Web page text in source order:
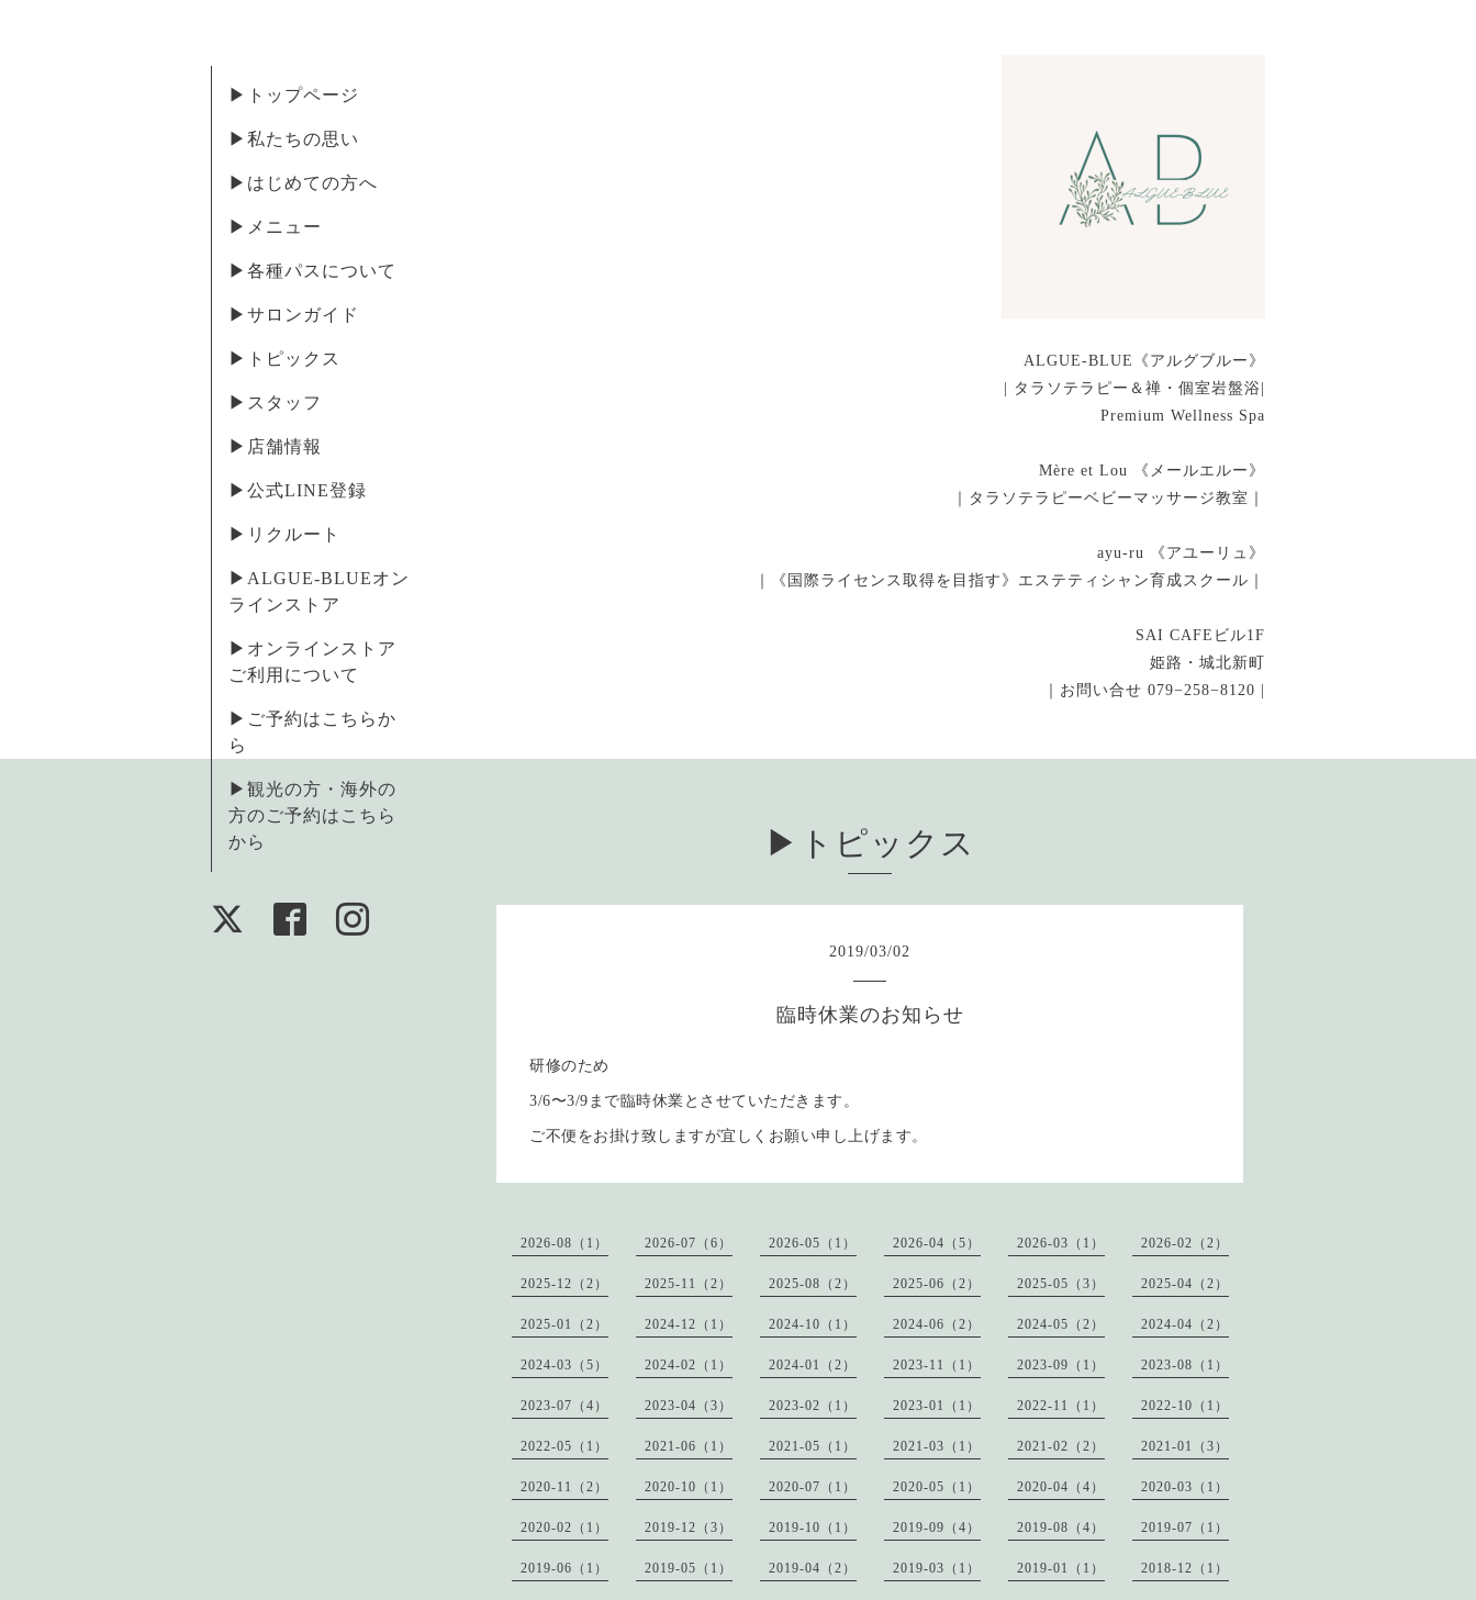
ALGUE-BLUE《アルグブルー》
| タラソテラピー＆禅・個室岩盤浴|
Premium Wellness Spa
Mère et Lou 《メールエルー》
｜タラソテラピーベビーマッサージ教室｜
ayu-ru 《アユーリュ》
｜《国際ライセンス取得を目指す》エステティシャン育成スクール｜
SAI CAFEビル1F
姫路・城北新町
｜お問い合せ 079−258−8120 |
▶︎トップページ
▶︎私たちの思い
▶︎はじめての方へ
▶︎メニュー
▶︎各種パスについて
▶︎サロンガイド
▶︎トピックス
▶︎スタッフ
▶︎店舗情報
▶︎公式LINE登録
▶︎リクルート
▶︎ALGUE-BLUEオン
ラインストア
▶︎オンラインストア
ご利用について
▶︎ご予約はこちらか
ら
▶︎観光の方・海外の
方のご予約はこちら
から
▶︎トピックス
2019/03/02
臨時休業のお知らせ
研修のため
3/6〜3/9まで臨時休業とさせていただきます。
ご不便をお掛け致しますが宜しくお願い申し上げます。
2026-08（1） 2026-07（6） 2026-05（1） 2026-04（5） 2026-03（1） 2026-02（2）
2025-12（2） 2025-11（2） 2025-08（2） 2025-06（2） 2025-05（3） 2025-04（2）
2025-01（2） 2024-12（1） 2024-10（1） 2024-06（2） 2024-05（2） 2024-04（2）
2024-03（5） 2024-02（1） 2024-01（2） 2023-11（1） 2023-09（1） 2023-08（1）
2023-07（4） 2023-04（3） 2023-02（1） 2023-01（1） 2022-11（1） 2022-10（1）
2022-05（1） 2021-06（1） 2021-05（1） 2021-03（1） 2021-02（2） 2021-01（3）
2020-11（2） 2020-10（1） 2020-07（1） 2020-05（1） 2020-04（4） 2020-03（1）
2020-02（1） 2019-12（3） 2019-10（1） 2019-09（4） 2019-08（4） 2019-07（1）
2019-06（1） 2019-05（1） 2019-04（2） 2019-03（1） 2019-01（1） 2018-12（1）